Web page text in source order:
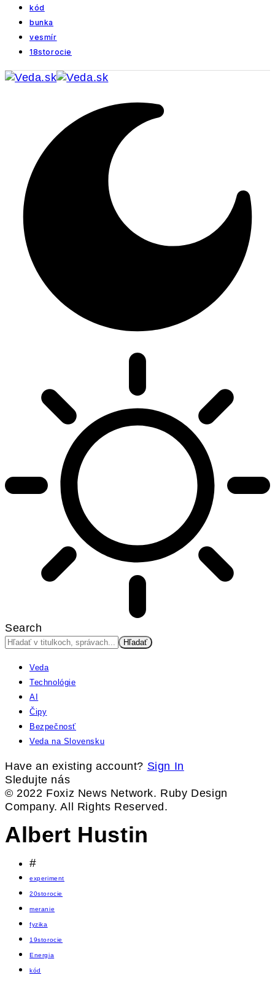
kód
bunka
vesmír
18storocie
Search
Veda
Technológie
AI
Čipy
Bezpečnosť
Veda na Slovensku
Have an existing account? Sign In
Sledujte nás
© 2022 Foxiz News Network. Ruby Design
Company. All Rights Reserved.
Albert Hustin
#
experiment
20storocie
meranie
fyzika
19storocie
Energia
kód